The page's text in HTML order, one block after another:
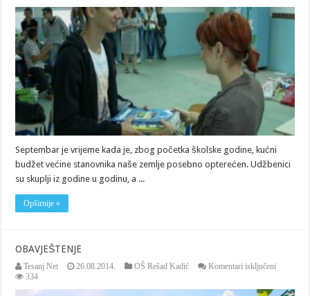
sami
Septembar je vrijeme kada je, zbog početka školske godine, kućni
budžet većine stanovnika naše zemlje posebno opterećen. Udžbenici
su skuplji iz godine u godinu, a ...
Opširnije »
OBAVJEŠTENJE
Tesanj Net 26.08.2014. OŠ Rešad Kadić Komentari isključeni
334